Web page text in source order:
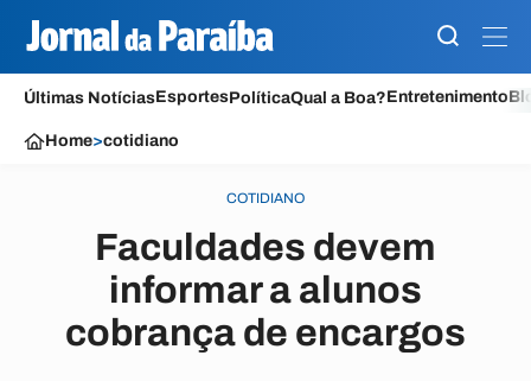
Últimas NotíciasEsportesPolíticaQual a Boa?Entretenimento
Home>cotidiano
COTIDIANO
Faculdades devem
informar a alunos
cobrança de encargos